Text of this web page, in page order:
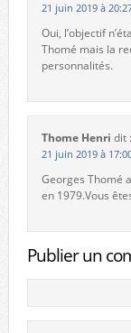
21 juin 2019 à
Oui, l’objectif
Thomé mais la
personnalités.
Thome Henri dit :
21 juin 2019 à
Georges Thomé
en 1979.Vous
Publier un